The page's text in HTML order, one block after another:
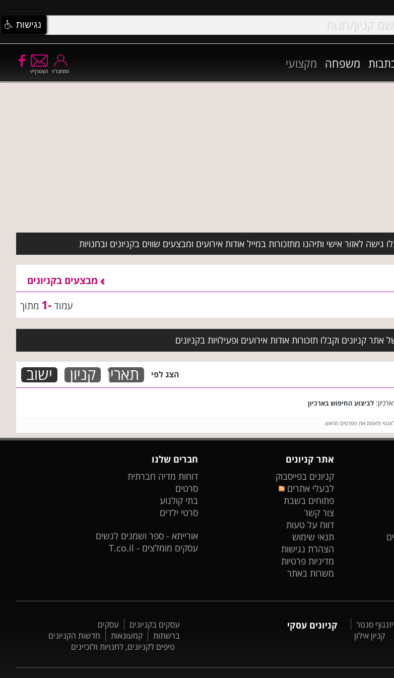
משפחה מקצועי
הצטרף/י התחבר/י
לאזור אישי ותיהנו מתזכורות במייל אודות אירועים ומבצעים שווים בקניונים ובחנויות
מבצעים בקניונים
עמוד-1 מתוך
קניונים וקבלו תזכורות אודות אירועים ופעילויות בקניונים
הצג לפי תאריך קניון ישוב
לביצוע החיפוש בארכיון
ולאמת את הפרטים מראש.
אתר קניונים
קניונים בפייסבוק
לבעלי אתרים
פתוחים בשבת
צור קשר
דווח על טעות
תנאי שימוש
הצהרת נגישות
מדיניות פרטיות
משרות באתר
חברים שלנו
דוחות מדיה חברתית
סרטים
בתי קולנוע
סרטי ילדים
אורייתא - ספר ושמנים לנשים
עסקים מומלצים - T.co.il
סנטר
קניון אילון
קניונים עסקי עסקים בקניונים
עסקים
ברשתות
קמעונאות
חדשות הקניונים
טיפים לקניונים, לחנויות ולזכיינים
נגישות